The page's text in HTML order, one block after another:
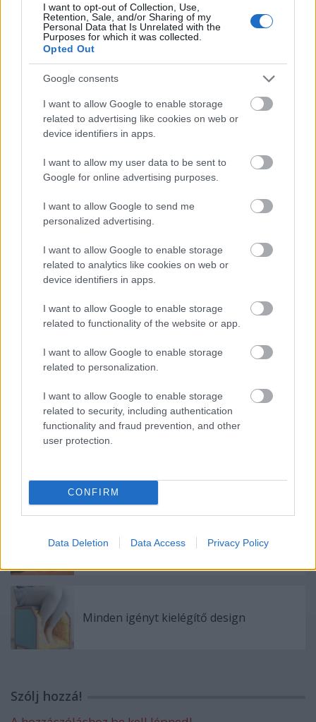
I want to opt-out of Collection, Use,
Retention, Sale, and/or Sharing of my
Personal Data that Is Unrelated with the
Purposes for which it was collected.
Opted Out
Google consents
I want to allow Google to enable storage
related to advertising like cookies on web or
device identifiers in apps.
I want to allow my user data to be sent to
Google for online advertising purposes.
I want to allow Google to send me
personalized advertising.
I want to allow Google to enable storage
related to analytics like cookies on web or
device identifiers in apps.
I want to allow Google to enable storage
related to functionality of the website or app.
I want to allow Google to enable storage
related to personalization.
I want to allow Google to enable storage
related to security, including authentication
functionality and fraud prevention, and other
user protection.
CONFIRM
Data Deletion Data Access Privacy Policy
Ha tetszett a cikk, csatlakozz hozzánk a
Facebookon!
Adam Tumiński Cipzár
Ajánlott bejegyzések:
Formatervezési Ösztöndíjpályázat
Karácsonyi meglepetések
Apák és Fiúk napja - 2014. tavasz
Minden igényt kielégítő design
Szólj hozzá!